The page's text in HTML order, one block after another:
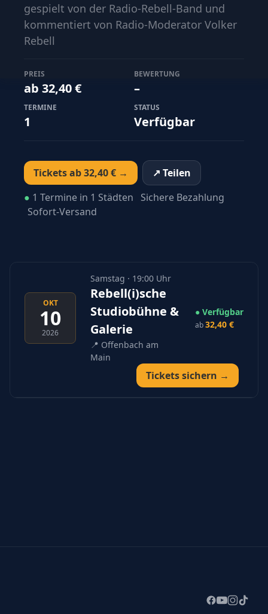
gespielt von der Radio-Rebell-Band und
kommentiert von Radio-Moderator Volker
Rebell
PREIS
ab 32,40 €
BEWERTUNG
–
TERMINE
1
STATUS
Verfügbar
Tickets ab 32,40 € →
↗ Teilen
● 1 Termine in 1 Städten
Sichere Bezahlung
Sofort-Versand
OKT
10
2026
Samstag · 19:00 Uhr
Rebell(i)sche
Studiobühne &
Galerie
📍 Offenbach am
Main
● Verfügbar
ab32,40 €
Tickets sichern →